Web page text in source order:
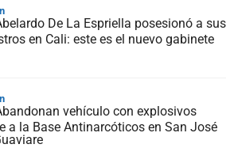
De La Espriella posesionó a sus
en Cali: este es el nuevo gabinete
vehículo con explosivos
a la Base Antinarcóticos en San José